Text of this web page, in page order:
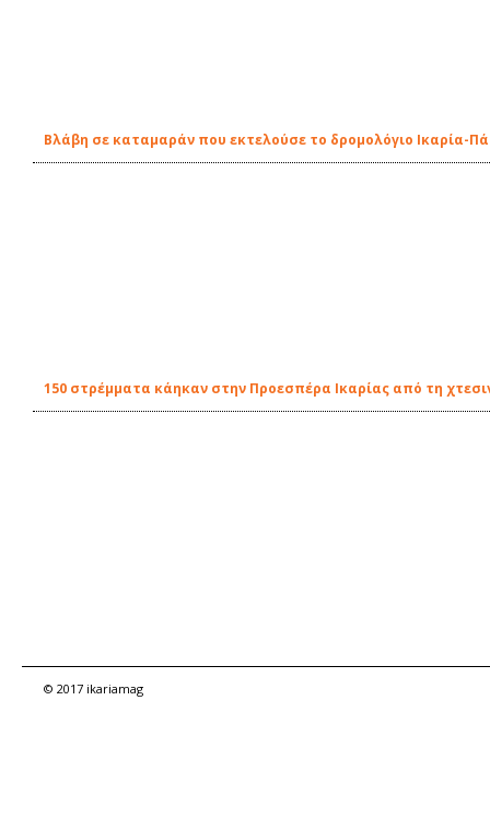
Βλάβη σε καταμαράν που εκτελούσε το δρομολόγιο Ικαρία-
150 στρέμματα κάηκαν στην Προεσπέρα Ικαρίας από τη
© 2017 ikariamag